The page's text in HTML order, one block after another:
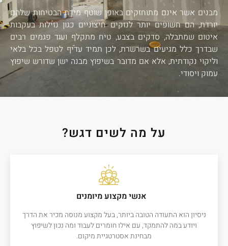
מבנים אשר אינם מתוחזקים באופן שוטף מידת הבטיחות שלהם
יורדת, הם חשופים יותר לנזקים חיצוניים כגון נזילות בעקבות
איטום שמתבלה, סדקים בצבע, טיח מתקלף ועוד פגמים רבים
שבדרך כלל מגיעים בשרשרת, לכן תמיד עדיף לטפל בכל בלאי
וליקוי נקודתית, אלא אם מדובר בשיפוץ מבנה ישן שדורש שיפוץ
עמוק ויסודי.
על מה לשים דגש?
אנשי מקצוע מיומנים
ניסיון הוא התעודה הטובה ביותר, בעל מקצוע מנוסה מכיר את הדרך
ויודע במה להתמקד, עם אילו חומרים לעבוד ומה נכון לשיפוץ
מבחינת אסטרטגיית מיקום.